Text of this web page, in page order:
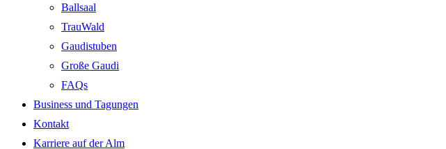
Ballsaal
TrauWald
Gaudistuben
Große Gaudi
FAQs
Business und Tagungen
Kontakt
Karriere auf der Alm